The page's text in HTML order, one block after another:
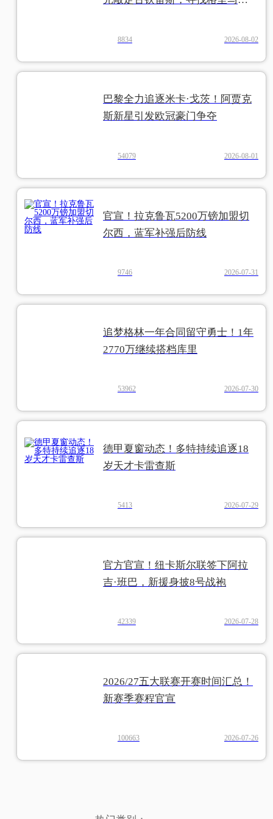
8834 2026-08-02
巴黎全力追逐米卡·戈茨！阿贾克
斯新星引发欧冠豪门争夺
54079 2026-08-01
官宣！拉克鲁瓦5200万镑加盟切
尔西，蓝军补强后防线
9746 2026-07-31
追梦格林一年合同留守勇士！1年
2770万继续搭档库里
53962 2026-07-30
德甲夏窗动态！多特持续追逐18
岁天才卡雷查斯
5413 2026-07-29
官方官宣！纽卡斯尔联签下阿拉
吉·班巴，新援身披8号战袍
42339 2026-07-28
2026/27五大联赛开赛时间汇总！
新赛季赛程官宣
100663 2026-07-26